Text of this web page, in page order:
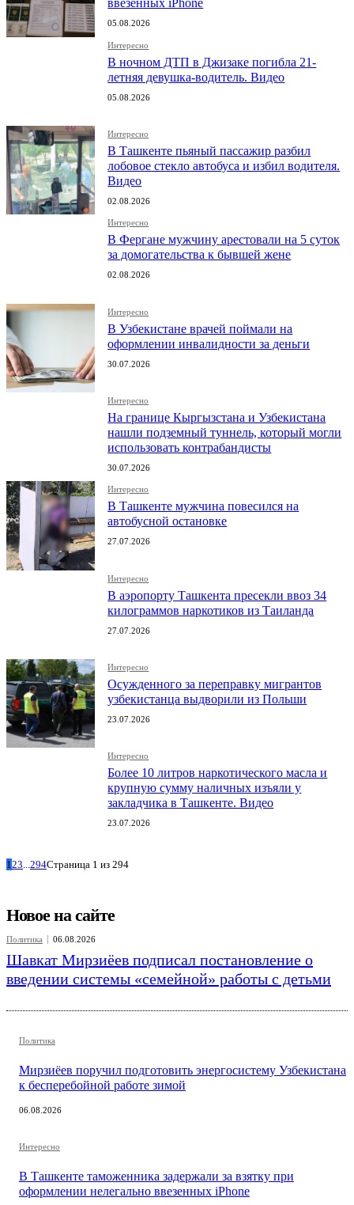
ввезенных iPhone
05.08.2026
Интересно
В ночном ДТП в Джизаке погибла 21-
летняя девушка-водитель. Видео
05.08.2026
Интересно
В Ташкенте пьяный пассажир разбил
лобовое стекло автобуса и избил водителя.
Видео
02.08.2026
Интересно
В Фергане мужчину арестовали на 5 суток
за домогательства к бывшей жене
02.08.2026
Интересно
В Узбекистане врачей поймали на
оформлении инвалидности за деньги
30.07.2026
Интересно
На границе Кыргызстана и Узбекистана
нашли подземный туннель, который могли
использовать контрабандисты
30.07.2026
Интересно
В Ташкенте мужчина повесился на
автобусной остановке
27.07.2026
Интересно
В аэропорту Ташкента пресекли ввоз 34
килограммов наркотиков из Таиланда
27.07.2026
Интересно
Осужденного за переправку мигрантов
узбекистанца выдворили из Польши
23.07.2026
Интересно
Более 10 литров наркотического масла и
крупную сумму наличных изъяли у
закладчика в Ташкенте. Видео
23.07.2026
1 23 294Страница 1 из 294
Новое на сайте
Политика 06.08.2026
Шавкат Мирзиёев подписал постановление о
введении системы «семейной» работы с детьми
Политика
Мирзиёев поручил подготовить энергосистему Узбекистана
к бесперебойной работе зимой
06.08.2026
Интересно
В Ташкенте таможенника задержали за взятку при
оформлении нелегально ввезенных iPhone